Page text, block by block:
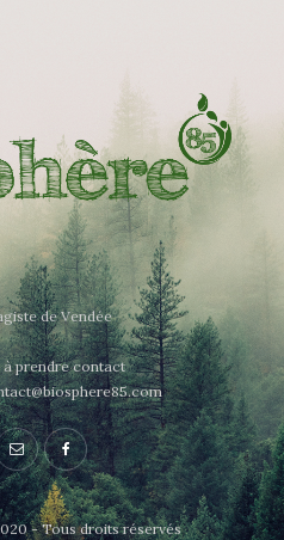
de Vendée
à prendre contact
- Tous droits réservés